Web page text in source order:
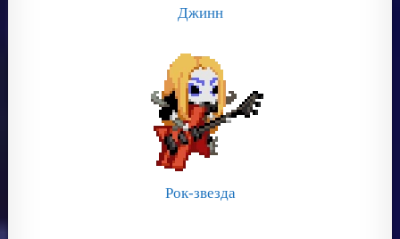
Джинн
Рок-звезда